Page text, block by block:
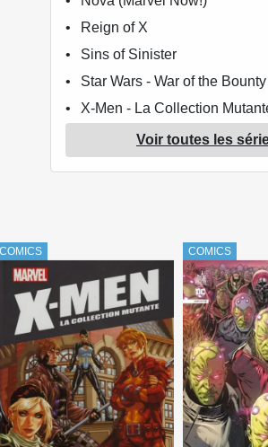
Reign of X
Sins of Sinister
Star Wars - War of the
X-Men - La Collection
X-Men: Hellfire Gala
Voir toutes les
COMICS COMICS